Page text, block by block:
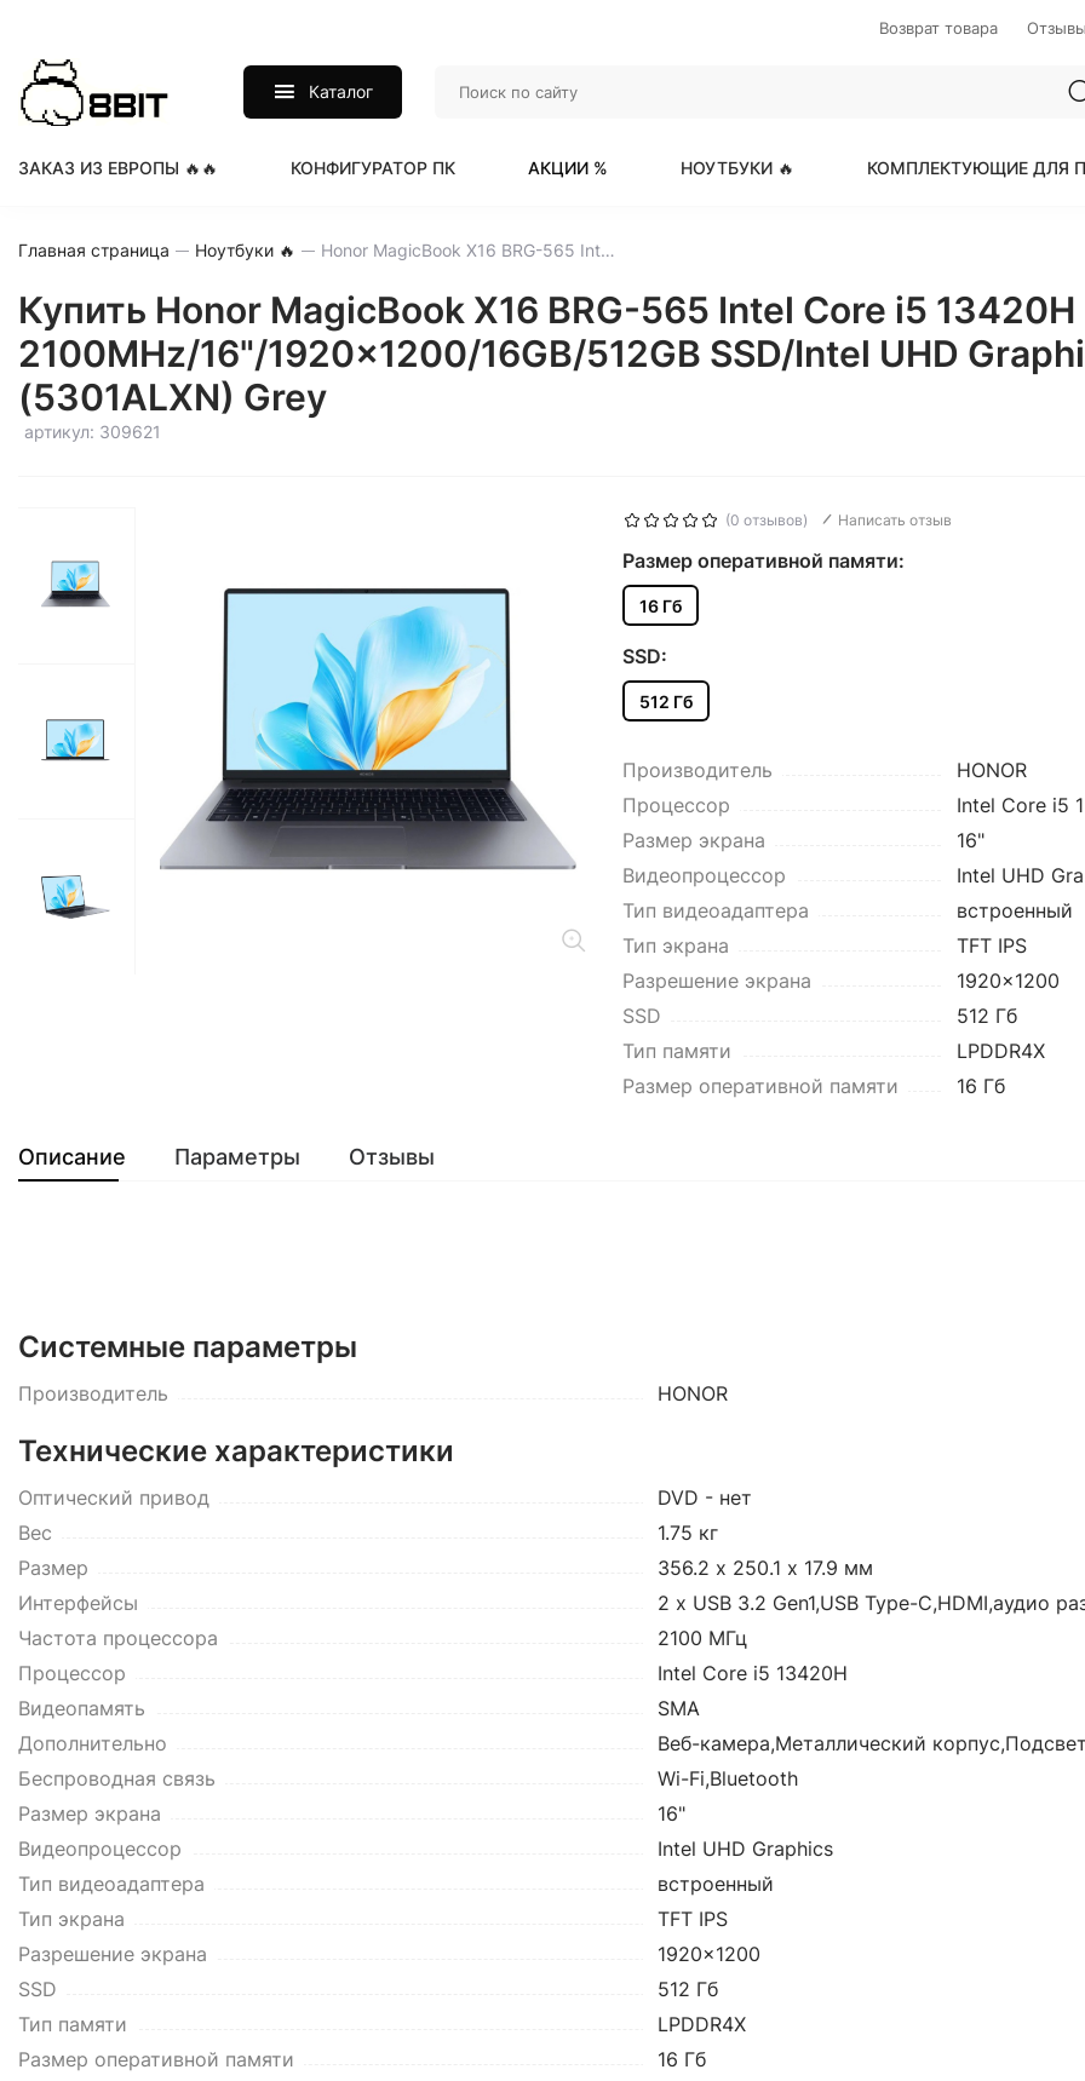
Возврат товара
Каталог
ЗАКАЗ ИЗ ЕВРОПЫ 🔥🔥 КОНФИГУРАТОР ПК АКЦИИ % НОУТБУКИ 🔥 КОМПЛЕКТУЮЩИЕ ДЛЯ
Главная страница Ноутбуки 🔥 Honor MagicBook X16 BRG-565 Intel Core i5 13420H 2100MHz/16"/1920x1200/16GB/512GB SSD/Intel UHD Graphics/Wi-Fi/Bluetooth/DOS (5301ALXN) Grey
Купить Honor MagicBook X16 BRG-565 Intel Core i5 13420H
2100MHz/16"/1920x1200/16GB/512GB SSD/Intel UHD
(5301ALXN) Grey
артикул: 309621
(0 отзывов) Написать отзыв
Размер оперативной памяти:
16 Гб
SSD:
512 Гб
Производитель
HONOR
Процессор
Intel Core i5
Размер экрана
16"
Видеопроцессор
Intel UHD
Тип видеоадаптера
встроенный
Тип экрана
TFT IPS
Разрешение экрана
1920x1200
SSD
512 Гб
Тип памяти
LPDDR4X
Размер оперативной памяти
16 Гб
Описание Параметры Отзывы
Системные параметры
Производитель HONOR
Технические характеристики
Оптический привод
DVD - нет
Вес
1.75 кг
Размер
356.2 х 250.1 х 17.9 мм
Интерфейсы
2 x USB 3.2 Gen1,USB Type-C,HDMI,аудио
Частота процессора
2100 МГц
Процессор
Intel Core i5 13420H
Видеопамять
SMA
Дополнительно
Веб-камера,Металлический
Беспроводная связь
Wi-Fi,Bluetooth
Размер экрана
16"
Видеопроцессор
Intel UHD Graphics
Тип видеоадаптера
встроенный
Тип экрана
TFT IPS
Разрешение экрана
1920x1200
SSD
512 Гб
Тип памяти
LPDDR4X
Размер оперативной памяти
16 Гб